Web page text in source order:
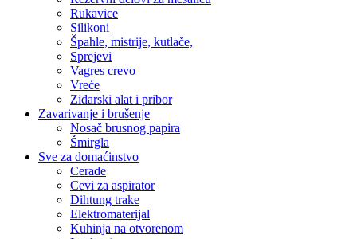
Rukavice
Silikoni
Špahle, mistrije, kutlače,
Sprejevi
Vagres crevo
Vreće
Zidarski alat i pribor
Zavarivanje i brušenje
Nosač brusnog papira
Šmirgla
Sve za domaćinstvo
Cerade
Cevi za aspirator
Dihtung trake
Elektromaterijal
Kuhinja na otvorenom